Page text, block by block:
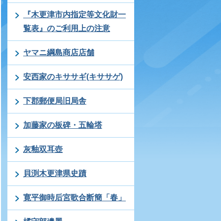
『木更津市内指定等文化財一
覧表』のご利用上の注意
ヤマニ綱島商店店舗
安西家のキササギ(キササゲ)
下郡郵便局旧局舎
加藤家の板碑・五輪塔
灰釉双耳壺
貝渕木更津県史蹟
寛平御時后宮歌合断簡「春」